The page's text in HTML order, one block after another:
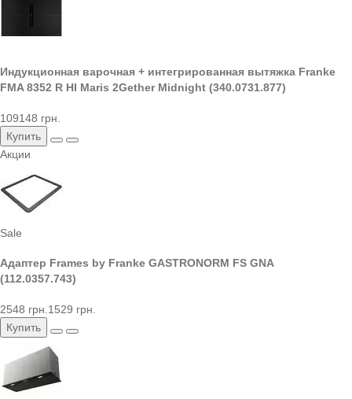
Индукционная варочная + интегрированная вытяжка Franke
FMA 8352 R HI Maris 2Gether Midnight (340.0731.877)
109148 грн.
Купить
Акции
Sale
Адаптер Frames by Franke GASTRONORM FS GNA
(112.0357.743)
2548 грн. 1529 грн.
Купить